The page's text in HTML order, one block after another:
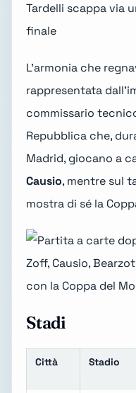
Tardelli scappa via
finale
L'armonia che
rappresentata
commissario
Repubblica che,
Madrid, giocano a
Causio, mentre sul
mostra di sé la
Zoff, Causio,
con la Coppa del
Stadi
Città Stadio